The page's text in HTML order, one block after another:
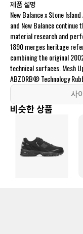
제품 설명
New Balance x Stone
and New Balance
material research and
1890 merges heritage
combining the original
technical surfaces. Mesh
ABZORB® Technology
사
비슷한 상품